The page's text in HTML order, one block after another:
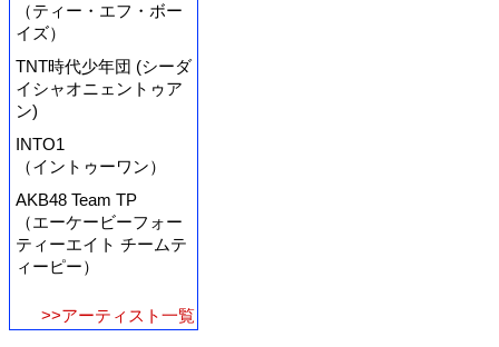
（ティー・エフ・ボー
イズ）
TNT時代少年団 (シーダ
イシャオニェントゥア
ン)
INTO1
（イントゥーワン）
AKB48 Team TP
（エーケービーフォー
ティーエイト チームテ
ィーピー）
>>アーティスト一覧